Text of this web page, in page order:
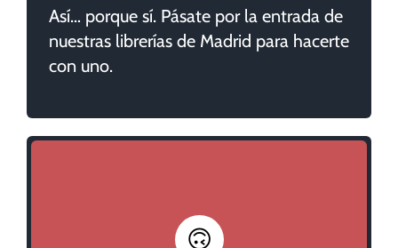
Así… porque sí. Pásate por la entrada de
nuestras librerías de Madrid para hacerte
con uno.
🙃